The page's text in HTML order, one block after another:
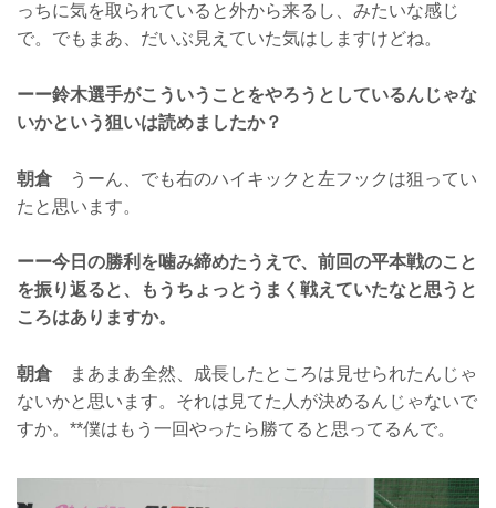
っちに気を取られていると外から来るし、みたいな感じ
で。でもまあ、だいぶ見えていた気はしますけどね。
ーー鈴木選手がこういうことをやろうとしているんじゃな
いかという狙いは読めましたか？
朝倉うーん、でも右のハイキックと左フックは狙ってい
たと思います。
ーー今日の勝利を噛み締めたうえで、前回の平本戦のこと
を振り返ると、もうちょっとうまく戦えていたなと思うと
ころはありますか。
朝倉まあまあ全然、成長したところは見せられたんじゃ
ないかと思います。それは見てた人が決めるんじゃないで
すか。**僕はもう一回やったら勝てると思ってるんで。